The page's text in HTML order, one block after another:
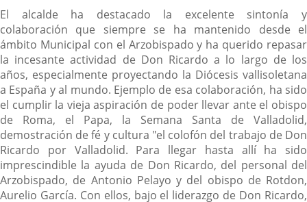
El alcalde ha destacado la excelente sintonía y
colaboración que siempre se ha mantenido desde el
ámbito Municipal con el Arzobispado y ha querido repasar
la incesante actividad de Don Ricardo a lo largo de los
años, especialmente proyectando la Diócesis vallisoletana
a España y al mundo. Ejemplo de esa colaboración, ha sido
el cumplir la vieja aspiración de poder llevar ante el obispo
de Roma, el Papa, la Semana Santa de Valladolid,
demostración de fé y cultura "el colofón del trabajo de Don
Ricardo por Valladolid. Para llegar hasta allí ha sido
imprescindible la ayuda de Don Ricardo, del personal del
Arzobispado, de Antonio Pelayo y del obispo de Rotdon,
Aurelio García. Con ellos, bajo el liderazgo de Don Ricardo,